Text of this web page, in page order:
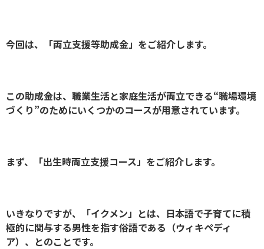
今回は、「両立支援等助成金」をご紹介します。
この助成金は、職業生活と家庭生活が両立できる“職場環境
づくり”のためにいくつかのコースが用意されています。
まず、「出生時両立支援コース」をご紹介します。
いきなりですが、「イクメン」とは、日本語で子育てに積
極的に関与する男性を指す俗語である（ウィキペディ
ア）、とのことです。